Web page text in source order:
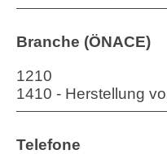
Branche (ÖNACE)
1210
1410 - Herstellung
Telefone